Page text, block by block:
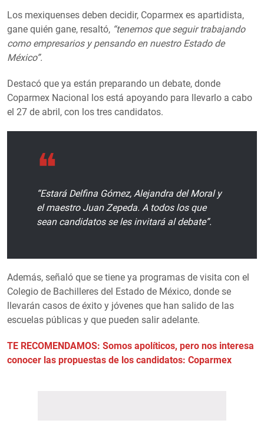
Los mexiquenses deben decidir, Coparmex es apartidista,
gane quién gane, resaltó, “tenemos que seguir trabajando
como empresarios y pensando en nuestro Estado de
México”.
Destacó que ya están preparando un debate, donde
Coparmex Nacional los está apoyando para llevarlo a cabo
el 27 de abril, con los tres candidatos.
“Estará Delfina Gómez, Alejandra del Moral y
el maestro Juan Zepeda. A todos los que
sean candidatos se les invitará al debate”.
Además, señaló que se tiene ya programas de visita con el
Colegio de Bachilleres del Estado de México, donde se
llevarán casos de éxito y jóvenes que han salido de las
escuelas públicas y que pueden salir adelante.
TE RECOMENDAMOS: Somos apolíticos, pero nos interesa
conocer las propuestas de los candidatos: Coparmex